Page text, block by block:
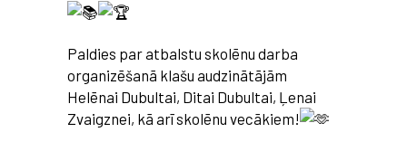
Paldies par atbalstu skolēnu darba
organizēšanā klašu audzinātājām
Helēnai Dubultai, Ditai Dubultai, Ļenai
Zvaigznei, kā arī skolēnu vecākiem!